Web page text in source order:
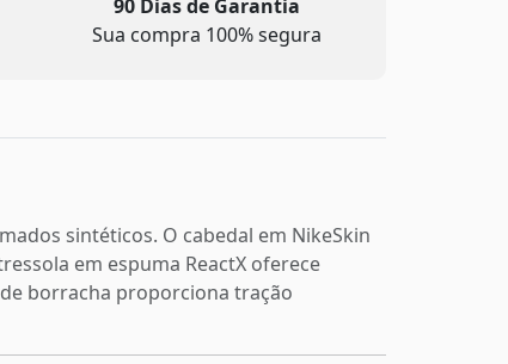
90 Dias de Garantia
Sua compra 100% segura
sintéticos. O cabedal em NikeSkin
em espuma ReactX oferece
borracha proporciona tração